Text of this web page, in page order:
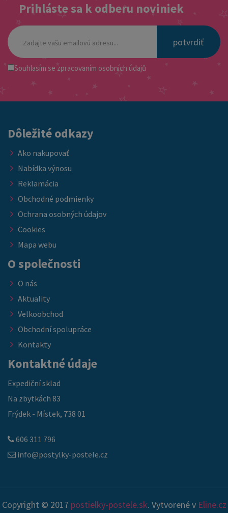
Prihláste sa k odberu noviniek
potvrdiť
Souhlasím se zpracovaním osobních údajů
Dôležité odkazy
Ako nakupovať
Nabídka výnosu
Reklamácia
Obchodné podmienky
Ochrana osobných údajov
Cookies
Mapa webu
O společnosti
O nás
Aktuality
Velkoobchod
Obchodní spolupráce
Kontakty
Kontaktné údaje
Expediční sklad
Na zbytkách 83
Frýdek - Místek, 738 01
606 311 796
info@postylky-postele.cz
Copyright © 2017 postielky-postele.sk. Vytvorené v Eline.cz